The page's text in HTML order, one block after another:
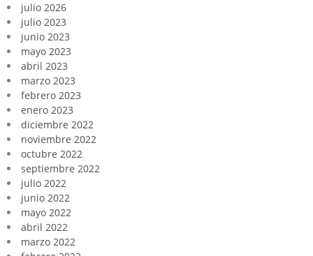
julio 2026
julio 2023
junio 2023
mayo 2023
abril 2023
marzo 2023
febrero 2023
enero 2023
diciembre 2022
noviembre 2022
octubre 2022
septiembre 2022
julio 2022
junio 2022
mayo 2022
abril 2022
marzo 2022